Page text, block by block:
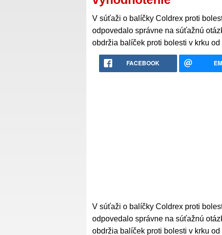
V súťaži o balíčky Coldrex proti
odpovedalo správne na súťažnú
obdržia balíček proti bolesti v krku
FACEBOOK
V súťaži o balíčky Coldrex proti
odpovedalo správne na súťažnú
obdržia balíček proti bolesti v krku